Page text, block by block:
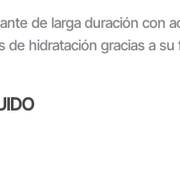
de larga duración con
de hidratación gracias a